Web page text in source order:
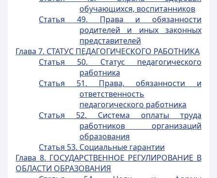
обучающихся, воспитанников
Статья 49. Права и обязанности
родителей и иных законных
представителей
Глава 7. СТАТУС ПЕДАГОГИЧЕСКОГО РАБОТНИКА
Статья 50. Статус педагогического
работника
Статья 51. Права, обязанности и
ответственность
педагогического работника
Статья 52. Система оплаты труда
работников организаций
образования
Статья 53. Социальные гарантии
Глава 8. ГОСУДАРСТВЕННОЕ РЕГУЛИРОВАНИЕ В
ОБЛАСТИ ОБРАЗОВАНИЯ